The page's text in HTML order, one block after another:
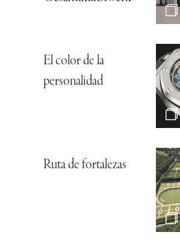
El color de la
personalidad
Ruta de fortalezas